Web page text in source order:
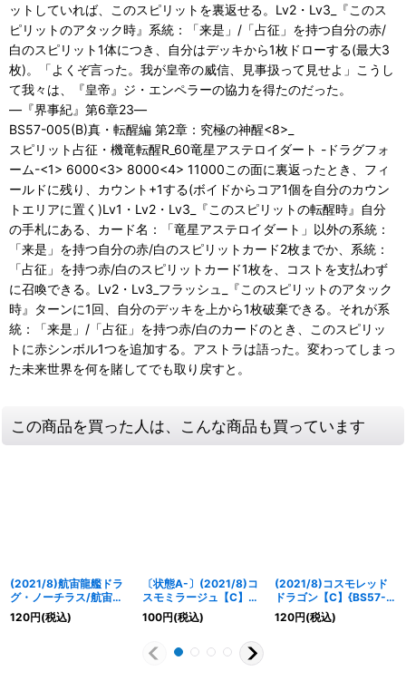
ットしていれば、このスピリットを裏返せる。Lv2・Lv3_『このス
ピリットのアタック時』系統：「来是」/「占征」を持つ自分の赤/
白のスピリット1体につき、自分はデッキから1枚ドローする(最大3
枚)。「よくぞ言った。我が皇帝の威信、見事扱って見せよ」こうし
て我々は、『皇帝』ジ・エンペラーの協力を得たのだった。
―『界事紀』第6章23―
BS57-005(B)真・転醒編 第2章：究極の神醒<8>_
スピリット占征・機竜転醒R_60竜星アステロイダート -ドラグフォ
ーム-<1> 6000<3> 8000<4> 11000この面に裏返ったとき、フィ
ールドに残り、カウント+1する(ボイドからコア1個を自分のカウン
トエリアに置く)Lv1・Lv2・Lv3_『このスピリットの転醒時』自分
の手札にある、カード名：「竜星アステロイダート」以外の系統：
「来是」を持つ自分の赤/白のスピリットカード2枚までか、系統：
「占征」を持つ赤/白のスピリットカード1枚を、コストを支払わず
に召喚できる。Lv2・Lv3_フラッシュ_『このスピリットのアタック
時』ターンに1回、自分のデッキを上から1枚破棄できる。それが系
統：「来是」/「占征」を持つ赤/白のカードのとき、このスピリッ
トに赤シンボル1つを追加する。アストラは語った。変わってしまっ
た未来世界を何を賭してでも取り戻すと。
この商品を買った人は、こんな商品も買っています
(2021/8)航宙龍艦ドラ
グ・ノーチラス/航宙龍
機ドラグ・ノーチラス・
アサルト【転醒R】
120円(税込)
〔状態A-〕(2021/8)コ
スモミラージュ【C】
{BS57-061}《赤》
100円(税込)
(2021/8)コスモレッド
ドラゴン【C】{BS57-
004}《赤》
120円(税込)